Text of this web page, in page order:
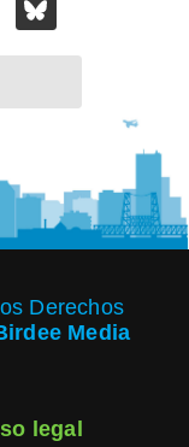
Derechos
Media
legal